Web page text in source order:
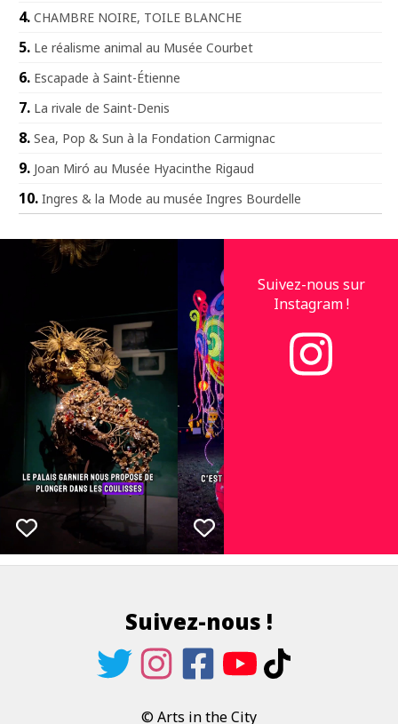
CHAMBRE NOIRE, TOILE BLANCHE
Le réalisme animal au Musée Courbet
Escapade à Saint-Étienne
La rivale de Saint-Denis
Sea, Pop & Sun à la Fondation Carmignac
Joan Miró au Musée Hyacinthe Rigaud
Ingres & la Mode au musée Ingres Bourdelle
Suivez-nous sur
Instagram !
Suivez-nous !
© Arts in the City